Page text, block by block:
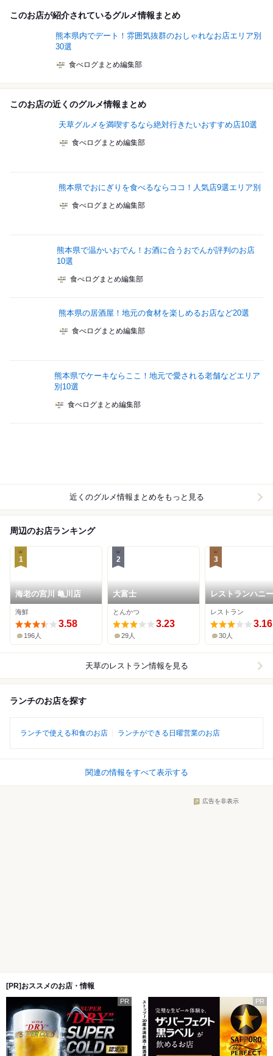
このお店が紹介されているグルメ情報まとめ
熊本県内でデート！雰囲気抜群のおしゃれなお店エリア別
30選
食べログまとめ編集部
このお店の近くのグルメ情報まとめ
天草グルメを満喫するなら絶対行きたいおすすめ店10選
食べログまとめ編集部
熊本県でおにぎりを食べるならココ！人気店9選エリア別
食べログまとめ編集部
熊本県で温かいおでん！お酒に合うおでんが評判のお店
10選
食べログまとめ編集部
熊本県の居酒屋！地元の食材を楽しめるお店など20選
食べログまとめ編集部
熊本県でケーキならここ！地元で愛される老舗などエリア
別10選
食べログまとめ編集部
近くのグルメ情報まとめをもっと見る
周辺のお店ランキング
1
海老の宮川 亀川店
海鮮
3.58
196人
2
大富士
とんかつ
3.23
29人
3
レストランハニー
レストラン
3.16
30人
天草のレストラン情報を見る
ランチのお店を探す
ランチで使える和食のお店 ランチができる日曜営業のお店
関連の情報をすべて表示する
広告を非表示
[PR]おススメのお店・情報
PR PR